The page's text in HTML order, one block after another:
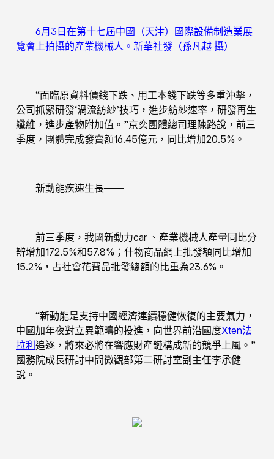
6月3日在第十七屆中國（天津）國際設備制造業展
覽會上拍攝的產業機械人。新華社發（孫凡越 攝）
“面臨原資料價錢下跌、用工本錢下跌等多重沖擊，
公司抓緊研發‘渦流紡紗’技巧，進步紡紗速率，研發再生
纖維，進步產物附加值。”京奕團體總司理陳路說，前三
季度，團體完成發賣額16.45億元，同比增加20.5%。
新動能疾速生長——
前三季度，我國新動力car 、產業機械人產量同比分
辨增加172.5%和57.8%；什物商品網上批發額同比增加
15.2%，占社會花費品批發總額的比重為23.6%。
“新動能是支持中國經濟連續穩健恢復的主要氣力，
中國加年夜對立異範疇的投進，向世界前沿國度Xten法
拉利追逐，將來必將在響應財產鏈構成新的競爭上風。”
國務院成長研討中間微觀部第二研討室副主任李承健
說。